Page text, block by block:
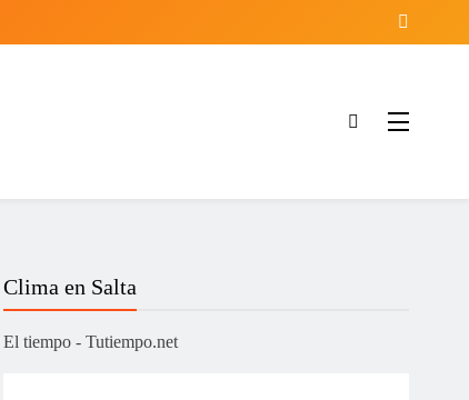
Clima en Salta
El tiempo - Tutiempo.net